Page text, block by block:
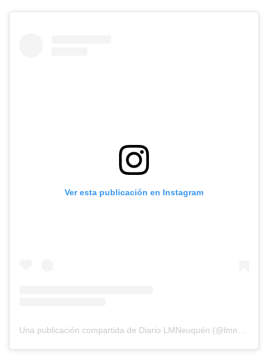
Ver esta publicación en Instagram
Una publicación compartida de Diario LMNeuquén (@lmneuquen)